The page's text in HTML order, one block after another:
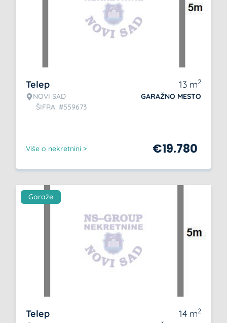
Telep
NOVI SAD
ŠIFRA: #559673
13 m2
GARAŽNO MESTO
Više o nekretnini > €19.780
Garaže
Telep 14 m2